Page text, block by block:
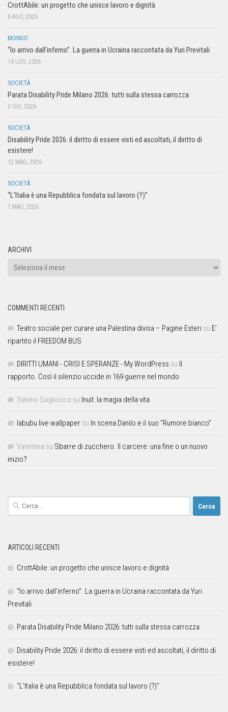
CrottAbile: un progetto che unisce lavoro e dignità
6 AGO, 2026
MONDO
“Io arrivo dall’inferno”. La guerra in Ucraina raccontata da Yuri Previtali
14 LUG, 2026
SOCIETÀ
Parata Disability Pride Milano 2026: tutti sulla stessa carrozza
3 GIU, 2026
SOCIETÀ
Disability Pride 2026: il diritto di essere visti ed ascoltati, il diritto di
esistere!
12 MAG, 2026
SOCIETÀ
“L’Italia è una Repubblica fondata sul lavoro (?)”
1 MAG, 2026
ARCHIVI
COMMENTI RECENTI
Teatro sociale per curare una Palestina divisa – Pagine Esteri su E’
ripartito il FREEDOM BUS
DIRITTI UMANI - CRISI E SPERANZE - My WordPress su
rapporto. Così il silenzio uccide in 169 guerre nel mondo
Sabino Sagliocco su Inuit: la magia della vita
labubu live wallpaper su In scena Danilo e il suo “Rumore bianco”
Valentina su Sbarre di zucchero. Il carcere: una fine o un nuovo
inizio?
ARTICOLI RECENTI
CrottAbile: un progetto che unisce lavoro e dignità
“Io arrivo dall’inferno”. La guerra in Ucraina raccontata da Yuri
Previtali
Parata Disability Pride Milano 2026: tutti sulla stessa carrozza
Disability Pride 2026: il diritto di essere visti ed ascoltati, il diritto di
esistere!
“L’Italia è una Repubblica fondata sul lavoro (?)”